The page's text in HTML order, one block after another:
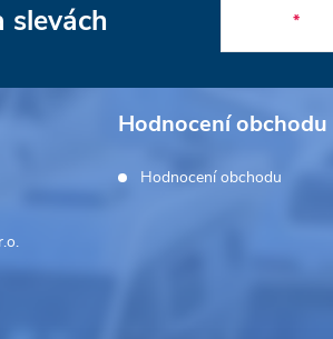
slevách
Hodnocení obchodu
Hodnocení obchodu